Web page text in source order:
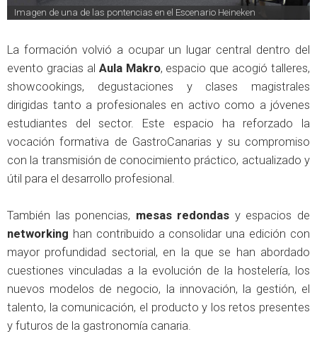
Imagen de una de las pontencias en el Escenario Heineken
La formación volvió a ocupar un lugar central dentro del
evento gracias al Aula Makro, espacio que acogió talleres,
showcookings, degustaciones y clases magistrales
dirigidas tanto a profesionales en activo como a jóvenes
estudiantes del sector. Este espacio ha reforzado la
vocación formativa de GastroCanarias y su compromiso
con la transmisión de conocimiento práctico, actualizado y
útil para el desarrollo profesional.
También las ponencias, mesas redondas y espacios de
networking han contribuido a consolidar una edición con
mayor profundidad sectorial, en la que se han abordado
cuestiones vinculadas a la evolución de la hostelería, los
nuevos modelos de negocio, la innovación, la gestión, el
talento, la comunicación, el producto y los retos presentes
y futuros de la gastronomía canaria.